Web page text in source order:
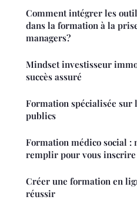
Comment intégrer les
dans la formation à la
managers?
Mindset investisseur
succès assuré
Formation spécialisée sur
publics
Formation médico social :
remplir pour vous inscrire
Créer une formation en
réussir